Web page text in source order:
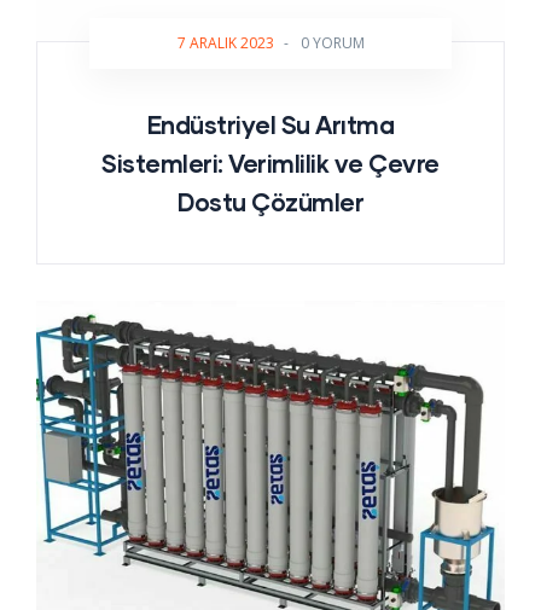
7 ARALIK 2023 - 0 YORUM
Endüstriyel Su Arıtma
Sistemleri: Verimlilik ve Çevre
Dostu Çözümler